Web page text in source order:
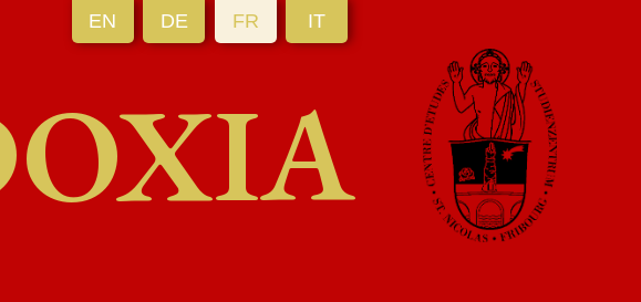
EN DE FR IT